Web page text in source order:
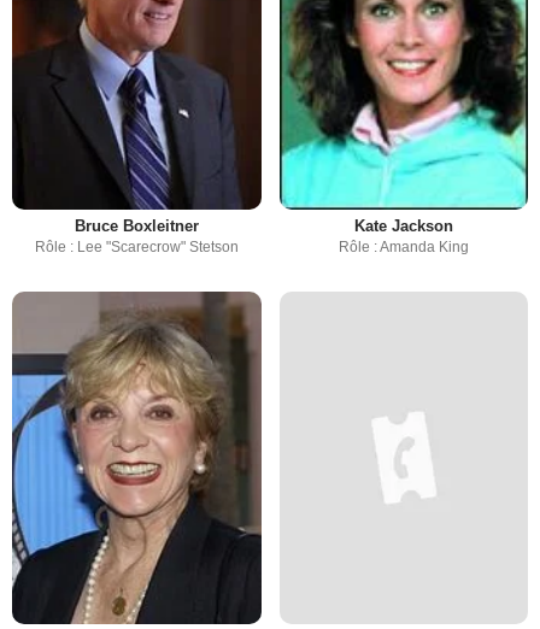
Bruce Boxleitner
Rôle : Lee "Scarecrow" Stetson
Kate Jackson
Rôle : Amanda King